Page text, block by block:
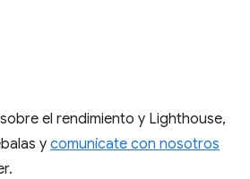
el rendimiento y Lighthouse,
y comunícate con nosotros